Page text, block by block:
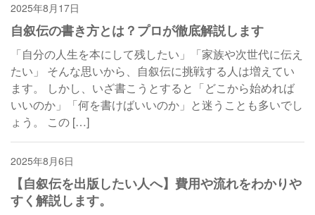
スタッフコラム
会社情報
2025年8月17日
自叙伝の書き方とは？プロが徹底解説します
「自分の人生を本にして残したい」「家族や次世代に伝え
たい」 そんな思いから、自叙伝に挑戦する人は増えてい
ます。 しかし、いざ書こうとすると「どこから始めれば
いいのか」「何を書けばいいのか」と迷うことも多いでし
ょう。 この […]
2025年8月6日
【自叙伝を出版したい人へ】費用や流れをわかりや
すく解説します。